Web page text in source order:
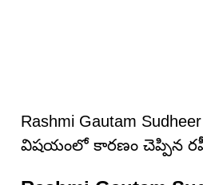
Rashmi Gautam
విష‌యంలో కార‌ణం చెప్పిన